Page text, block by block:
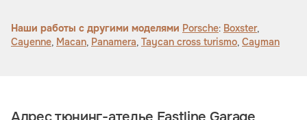
Наши работы с другими моделями Porsche: Boxster,
Cayenne, Macan, Panamera, Taycan cross turismo, Cayman